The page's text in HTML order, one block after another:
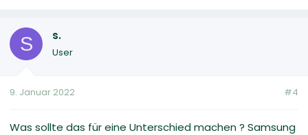
S s.
User
9. Januar 2022 #4
Was sollte das für eine Unterschied machen ? Samsung